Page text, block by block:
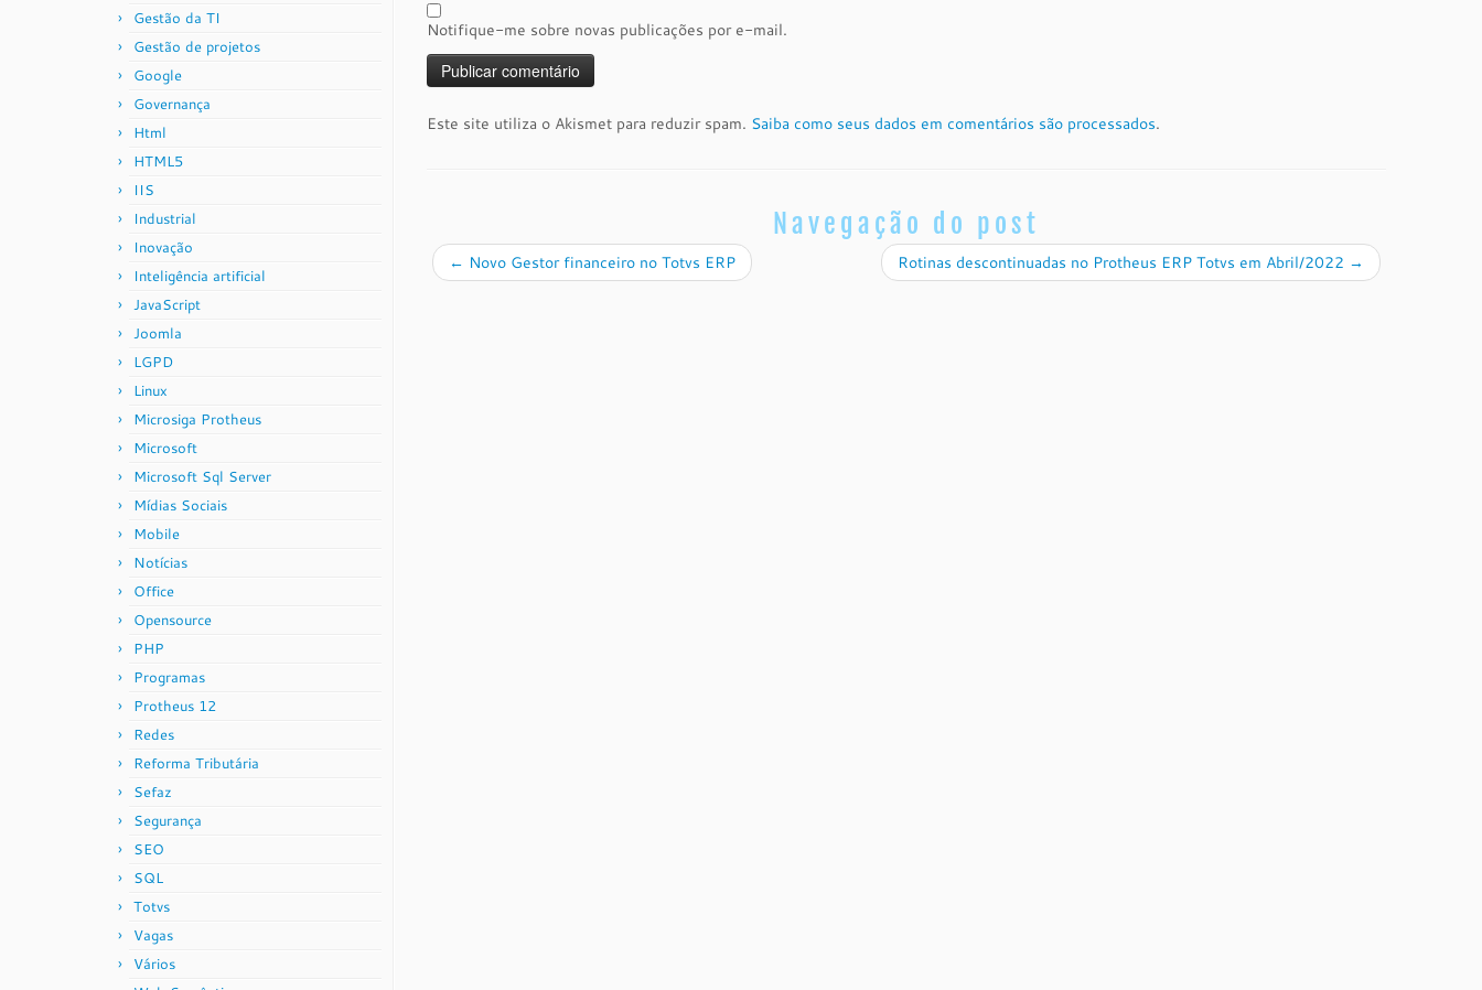
Gestão da TI
Gestão de projetos
Google
Governança
Html
HTML5
IIS
Industrial
Inovação
Inteligência artificial
JavaScript
Joomla
LGPD
Linux
Microsiga Protheus
Microsoft
Microsoft Sql Server
Mídias Sociais
Mobile
Notícias
Office
Opensource
PHP
Programas
Protheus 12
Redes
Reforma Tributária
Sefaz
Segurança
SEO
SQL
Totvs
Vagas
Vários
Notifique-me sobre novas publicações por e-mail.
Este site utiliza o Akismet para reduzir spam. Saiba como seus dados em comentários são processados.
Navegação do post
← Novo Gestor financeiro no Totvs ERP Rotinas descontinuadas no Protheus ERP Totvs em Abril/2022 →